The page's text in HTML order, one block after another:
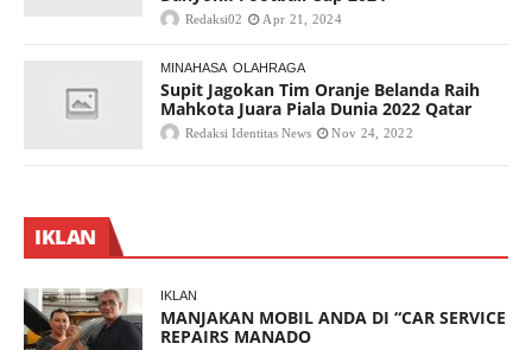
Redaksi02 Apr 21, 2024
MINAHASA OLAHRAGA
Supit Jagokan Tim Oranje Belanda Raih
Mahkota Juara Piala Dunia 2022 Qatar
Redaksi Identitas News Nov 24, 2022
IKLAN
IKLAN
MANJAKAN MOBIL ANDA DI “CAR SERVICE
REPAIRS MANADO